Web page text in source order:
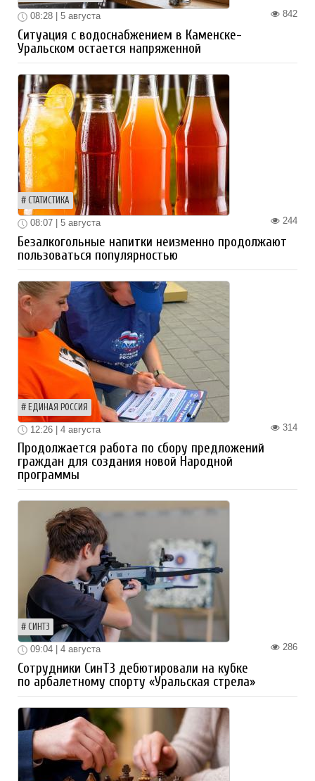
842
08:28 | 5 августа
Ситуация с водоснабжением в Каменске-
Уральском остается напряженной
СТАТИСТИКА
244
08:07 | 5 августа
Безалкогольные напитки неизменно продолжают
пользоваться популярностью
ЕДИНАЯ РОССИЯ
314
12:26 | 4 августа
Продолжается работа по сбору предложений
граждан для создания новой Народной
программы
СИНТЗ
286
09:04 | 4 августа
Сотрудники СинТЗ дебютировали на кубке
по арбалетному спорту «Уральская стрела»